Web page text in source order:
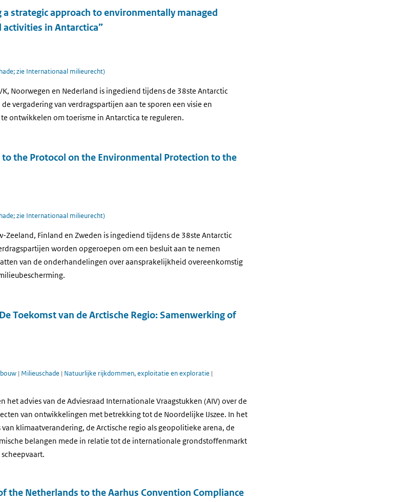
a strategic approach to environmentally managed
in Antarctica”
zie Internationaal milieurecht)
Noorwegen en Nederland is ingediend tijdens de 38ste Antarctic
vergadering van verdragspartijen aan te sporen een visie en
ontwikkelen om toerisme in Antarctica te reguleren.
to the Protocol on the Environmental Protection to the
zie Internationaal milieurecht)
Zeeland, Finland en Zweden is ingediend tijdens de 38ste Antarctic
worden opgeroepen om een besluit aan te nemen
van de onderhandelingen over aansprakelijkheid overeenkomstig
Toekomst van de Arctische Regio: Samenwerking of
| Milieuschade | Natuurlijke rijkdommen, exploitatie en exploratie |
het advies van de Adviesraad Internationale Vraagstukken (AIV) over de
van ontwikkelingen met betrekking tot de Noordelijke IJszee. In het
klimaatverandering, de Arctische regio als geopolitieke arena, de
belangen mede in relatie tot de internationale grondstoffenmarkt
the Netherlands to the Aarhus Convention Compliance